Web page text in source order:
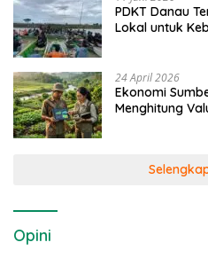
PDKT Danau
Lokal untuk
24 April 2026
Ekonomi
Menghitung
Opini